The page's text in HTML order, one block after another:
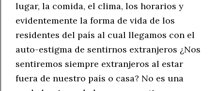
lugar, la comida, el clima, los horarios y
evidentemente la forma de vida de los
residentes del país al cual llegamos con el
auto-estigma de sentirnos extranjeros ¿Nos
sentiremos siempre extranjeros al estar
fuera de nuestro país o casa? No es una